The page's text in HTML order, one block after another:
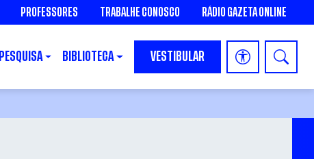
PROFESSORES TRABALHE CONOSCO RÁDIO GAZETA ONLINE
PESQUISA BIBLIOTECA VESTIBULAR